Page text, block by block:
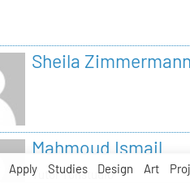
Apply Studies Design Art
Sheila Zimmermann
Mahmoud Ismail
Tutor Tonstudio